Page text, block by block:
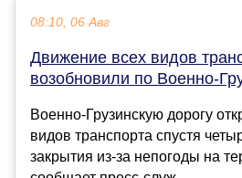
08:10, 06 Авг
Движение всех видов
возобновили по Военно-
Военно-Грузинскую дорогу
видов транспорта спустя
закрытия из-за непогоды на